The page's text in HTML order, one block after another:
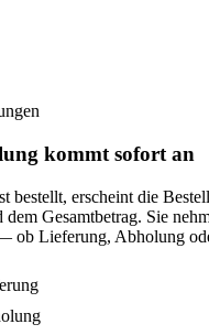
kommt sofort an
bestellt, erscheint die
dem Gesamtbetrag. Sie
ob Lieferung, Abholung